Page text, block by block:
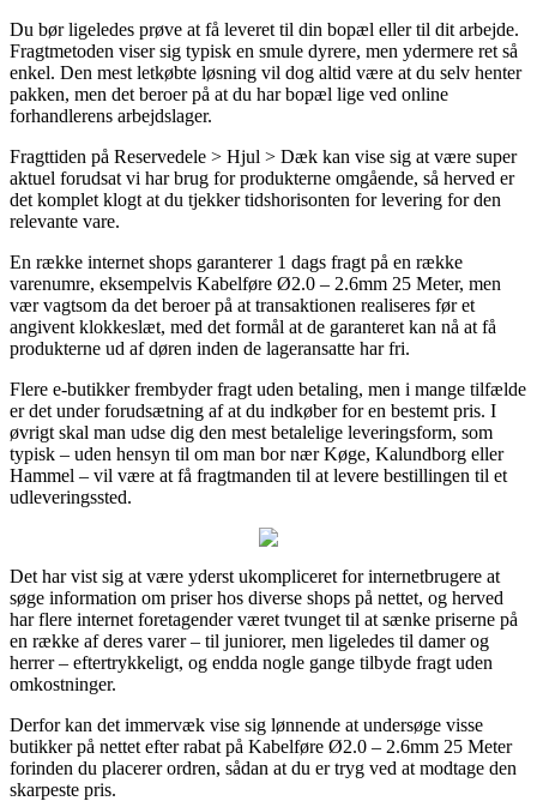
Du bør ligeledes prøve at få leveret til din bopæl eller til dit arbejde.
Fragtmetoden viser sig typisk en smule dyrere, men ydermere ret så
enkel. Den mest letkøbte løsning vil dog altid være at du selv henter
pakken, men det beroer på at du har bopæl lige ved online
forhandlerens arbejdslager.
Fragttiden på Reservedele > Hjul > Dæk kan vise sig at være super
aktuel forudsat vi har brug for produkterne omgående, så herved er
det komplet klogt at du tjekker tidshorisonten for levering for den
relevante vare.
En række internet shops garanterer 1 dags fragt på en række
varenumre, eksempelvis Kabelføre Ø2.0 – 2.6mm 25 Meter, men
vær vagtsom da det beroer på at transaktionen realiseres før et
angivent klokkeslæt, med det formål at de garanteret kan nå at få
produkterne ud af døren inden de lageransatte har fri.
Flere e-butikker frembyder fragt uden betaling, men i mange tilfælde
er det under forudsætning af at du indkøber for en bestemt pris. I
øvrigt skal man udse dig den mest betalelige leveringsform, som
typisk – uden hensyn til om man bor nær Køge, Kalundborg eller
Hammel – vil være at få fragtmanden til at levere bestillingen til et
udleveringssted.
Det har vist sig at være yderst ukompliceret for internetbrugere at
søge information om priser hos diverse shops på nettet, og herved
har flere internet foretagender været tvunget til at sænke priserne på
en række af deres varer – til juniorer, men ligeledes til damer og
herrer – eftertrykkeligt, og endda nogle gange tilbyde fragt uden
omkostninger.
Derfor kan det immervæk vise sig lønnende at undersøge visse
butikker på nettet efter rabat på Kabelføre Ø2.0 – 2.6mm 25 Meter
forinden du placerer ordren, sådan at du er tryg ved at modtage den
skarpeste pris.